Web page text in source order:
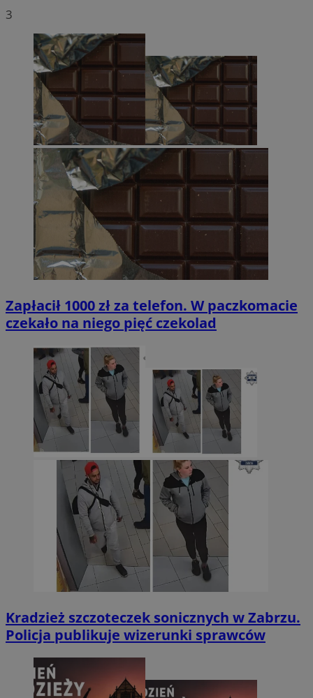
3
Zapłacił 1000 zł za telefon. W paczkomacie
czekało na niego pięć czekolad
Kradzież szczoteczek sonicznych w Zabrzu.
Policja publikuje wizerunki sprawców